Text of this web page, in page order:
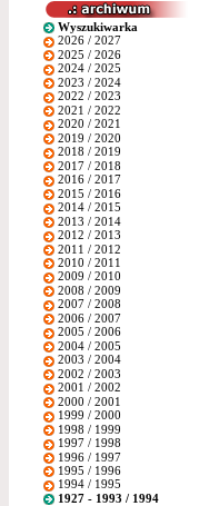
Wyszukiwarka
2026 / 2027
2025 / 2026
2024 / 2025
2023 / 2024
2022 / 2023
2021 / 2022
2020 / 2021
2019 / 2020
2018 / 2019
2017 / 2018
2016 / 2017
2015 / 2016
2014 / 2015
2013 / 2014
2012 / 2013
2011 / 2012
2010 / 2011
2009 / 2010
2008 / 2009
2007 / 2008
2006 / 2007
2005 / 2006
2004 / 2005
2003 / 2004
2002 / 2003
2001 / 2002
2000 / 2001
1999 / 2000
1998 / 1999
1997 / 1998
1996 / 1997
1995 / 1996
1994 / 1995
1927 - 1993 / 1994